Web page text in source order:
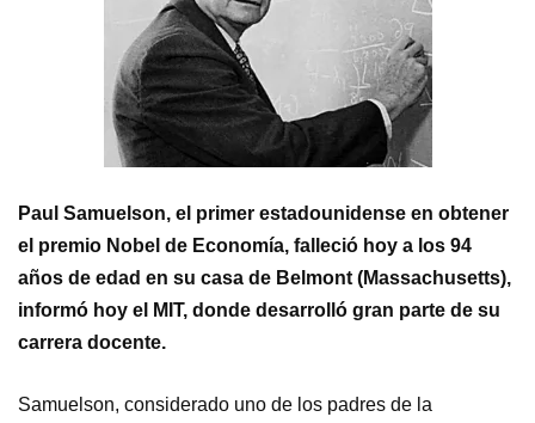
Paul Samuelson, el primer estadounidense en obtener
el premio Nobel de Economía, falleció hoy a los 94
años de edad en su casa de Belmont (Massachusetts),
informó hoy el MIT, donde desarrolló gran parte de su
carrera docente.
Samuelson, considerado uno de los padres de la